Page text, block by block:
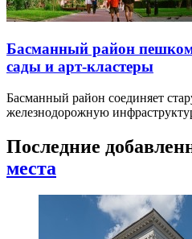
Басманный район
сады и арт-кластеры
Басманный район соединяет
железнодорожную
Последние
места